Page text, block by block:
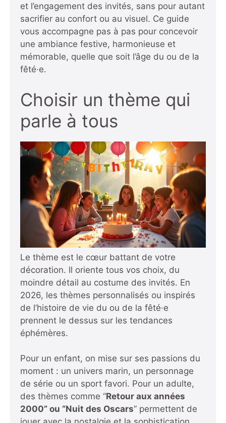
et l’engagement des invités, sans pour autant
sacrifier au confort ou au visuel. Ce guide
vous accompagne pas à pas pour concevoir
une ambiance festive, harmonieuse et
mémorable, quelle que soit l’âge du ou de la
fêté·e.
Choisir un thème qui
parle à tous
Le thème est le cœur battant de votre
décoration. Il oriente tous vos choix, du
moindre détail au costume des invités. En
2026, les thèmes personnalisés ou inspirés
de l’histoire de vie du ou de la fêté·e
prennent le dessus sur les tendances
éphémères.
Pour un enfant, on mise sur ses passions du
moment : un univers marin, un personnage
de série ou un sport favori. Pour un adulte,
des thèmes comme “Retour aux années
2000” ou “Nuit des Oscars” permettent de